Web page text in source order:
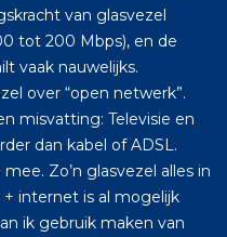
van glasvezel
tot 200 Mbps), en de
vaak nauwelijks.
over “open netwerk”.
misvatting: Televisie en
dan kabel of ADSL.
Zo’n glasvezel alles in
internet is al mogelijk
ik gebruik maken van